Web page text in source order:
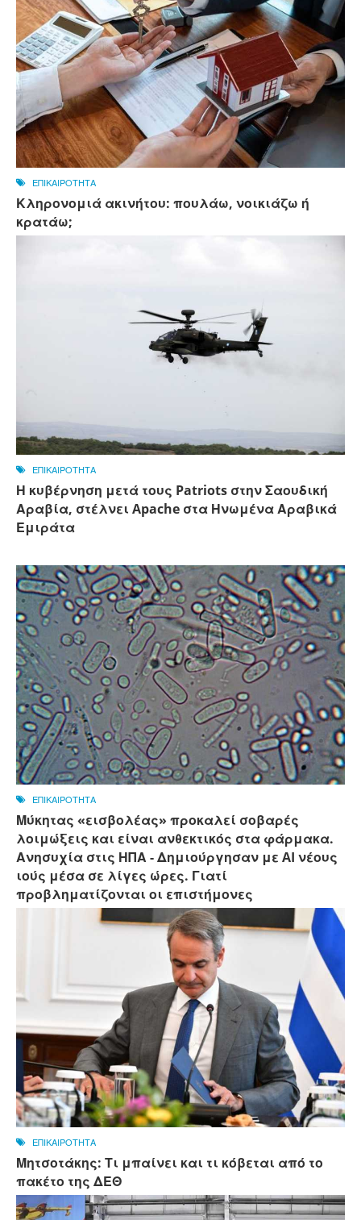
ΕΠΙΚΑΙΡΟΤΗΤΑ
Κληρονομιά ακινήτου: πουλάω, νοικιάζω ή
κρατάω;
ΕΠΙΚΑΙΡΟΤΗΤΑ
Η κυβέρνηση μετά τους Patriots στην Σαουδική
Αραβία, στέλνει Apache στα Ηνωμένα Αραβικά
Εμιράτα
ΕΠΙΚΑΙΡΟΤΗΤΑ
Μύκητας «εισβολέας» προκαλεί σοβαρές
λοιμώξεις και είναι ανθεκτικός στα φάρμακα.
Ανησυχία στις ΗΠΑ - Δημιούργησαν με AI νέους
ιούς μέσα σε λίγες ώρες. Γιατί
προβληματίζονται οι επιστήμονες
ΕΠΙΚΑΙΡΟΤΗΤΑ
Μητσοτάκης: Τι μπαίνει και τι κόβεται από το
πακέτο της ΔΕΘ